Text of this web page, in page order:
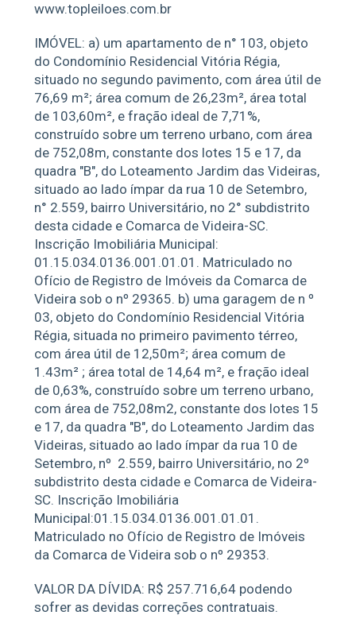
www.topleiloes.com.br
IMÓVEL: a) um apartamento de n° 103, objeto
do Condomínio Residencial Vitória Régia,
situado no segundo pavimento, com área útil de
76,69 m²; área comum de 26,23m², área total
de 103,60m², e fração ideal de 7,71%,
construído sobre um terreno urbano, com área
de 752,08m, constante dos lotes 15 e 17, da
quadra "B", do Loteamento Jardim das Videiras,
situado ao lado ímpar da rua 10 de Setembro,
n° 2.559, bairro Universitário, no 2° subdistrito
desta cidade e Comarca de Videira-SC.
Inscrição Imobiliária Municipal:
01.15.034.0136.001.01.01. Matriculado no
Ofício de Registro de Imóveis da Comarca de
Videira sob o nº 29365. b) uma garagem de n º
03, objeto do Condomínio Residencial Vitória
Régia, situada no primeiro pavimento térreo,
com área útil de 12,50m²; área comum de
1.43m² ; área total de 14,64 m², e fração ideal
de 0,63%, construído sobre um terreno urbano,
com área de 752,08m2, constante dos lotes 15
e 17, da quadra "B", do Loteamento Jardim das
Videiras, situado ao lado ímpar da rua 10 de
Setembro, nº 2.559, bairro Universitário, no 2º
subdistrito desta cidade e Comarca de Videira-
SC. Inscrição Imobiliária
Municipal:01.15.034.0136.001.01.01.
Matriculado no Ofício de Registro de Imóveis
da Comarca de Videira sob o nº 29353.
VALOR DA DÍVIDA: R$ 257.716,64 podendo
sofrer as devidas correções contratuais.